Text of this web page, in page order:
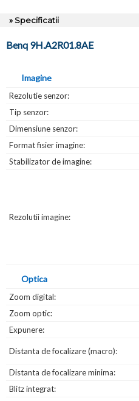
» Specificatii
Benq 9H.A2R01.8AE
Imagine
Rezolutie senzor:
Tip senzor:
Dimensiune senzor:
Format fisier imagine:
Stabilizator de imagine:
Rezolutii imagine:
Optica
Zoom digital:
Zoom optic:
Expunere:
Distanta de focalizare (macro):
Distanta de focalizare minima:
Blitz integrat: